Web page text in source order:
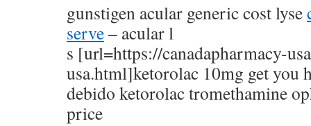
gunstigen acular generic cost lyse
serve– acular l
s [url=https://canadapharmacy-
usa.html]ketorolac 10mg get you
debido ketorolac tromethamine
price